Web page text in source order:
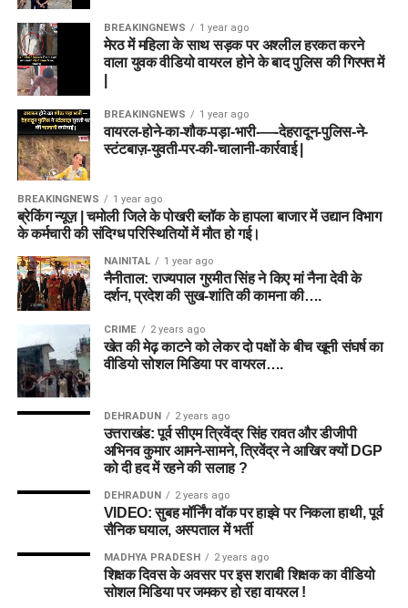
BREAKINGNEWS 1 year ago
मेरठ में महिला के साथ सड़क पर अश्लील हरकत करने
वाला युवक वीडियो वायरल होने के बाद पुलिस की गिरफ्त में
BREAKINGNEWS 1 year ago
वायरल-होने-का-शौक-पड़ा-भारी-—-देहरादून-पुलिस-ने-
स्टंटबाज़-युवती-पर-की-चालानी-कार्रवाई |
BREAKINGNEWS 1 year ago
ब्रेकिंग न्यूज़ | चमोली जिले के पोखरी ब्लॉक के हापला बाजार में उद्यान विभाग
के कर्मचारी की संदिग्ध परिस्थितियों में मौत हो गई।
NAINITAL 1 year ago
नैनीताल: राज्यपाल गुरमीत सिंह ने किए मां नैना देवी के
दर्शन, प्रदेश की सुख-शांति की कामना की….
CRIME 2 years ago
खेत की मेढ़ काटने को लेकर दो पक्षों के बीच खूनी संघर्ष का
वीडियो सोशल मिडिया पर वायरल….
DEHRADUN 2 years ago
उत्तराखंड: पूर्व सीएम त्रिवेंद्र सिंह रावत और डीजीपी
अभिनव कुमार आमने-सामने, त्रिवेंद्र ने आखिर क्यों DGP
को दी हद में रहने की सलाह ?
DEHRADUN 2 years ago
VIDEO: सुबह मॉर्निंग वॉक पर हाइवे पर निकला हाथी, पूर्व
सैनिक घयाल, अस्पताल में भर्ती
MADHYA PRADESH 2 years ago
शिक्षक दिवस के अवसर पर इस शराबी शिक्षक का वीडियो
सोशल मिडिया पर जमकर हो रहा वायरल !